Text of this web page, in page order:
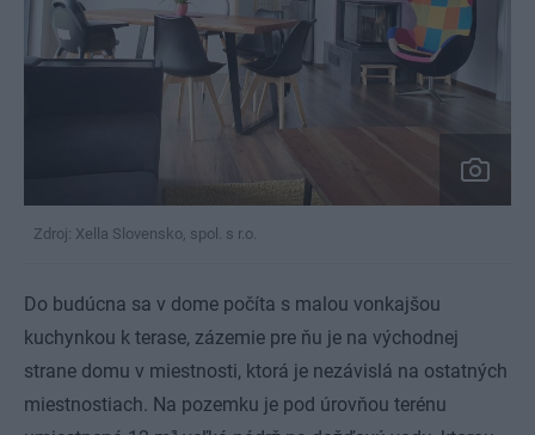
Zdroj: Xella Slovensko, spol. s r.o.
Do budúcna sa v dome počíta s malou vonkajšou
kuchynkou k terase, zázemie pre ňu je na východnej
strane domu v miestnosti, ktorá je nezávislá na ostatných
miestnostiach. Na pozemku je pod úrovňou terénu